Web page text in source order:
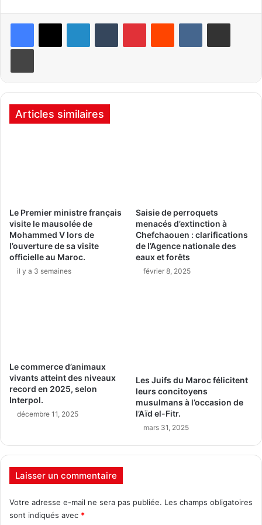
Articles similaires
Le Premier ministre français
visite le mausolée de
Mohammed V lors de
l’ouverture de sa visite
officielle au Maroc.
il y a 3 semaines
Saisie de perroquets
menacés d’extinction à
Chefchaouen : clarifications
de l’Agence nationale des
eaux et forêts
février 8, 2025
Le commerce d’animaux
vivants atteint des niveaux
record en 2025, selon
Interpol.
décembre 11, 2025
Les Juifs du Maroc félicitent
leurs concitoyens
musulmans à l’occasion de
l’Aïd el-Fitr.
mars 31, 2025
Laisser un commentaire
Votre adresse e-mail ne sera pas publiée. Les champs obligatoires
sont indiqués avec *